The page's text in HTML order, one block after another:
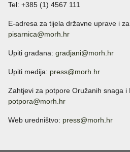
Tel: +385 (1) 4567 111
E-adresa za tijela državne uprave i
pisarnica@morh.hr
Upiti građana: gradjani@morh.hr
Upiti medija: press@morh.hr
Zahtjevi za potpore Oružanih snaga i
potpora@morh.hr
Web uredništvo: press@morh.hr